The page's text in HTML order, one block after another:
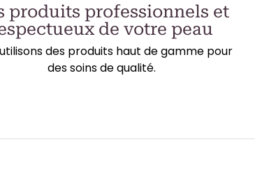
produits professionnels et
de votre peau
des produits haut de gamme pour
des soins de qualité.